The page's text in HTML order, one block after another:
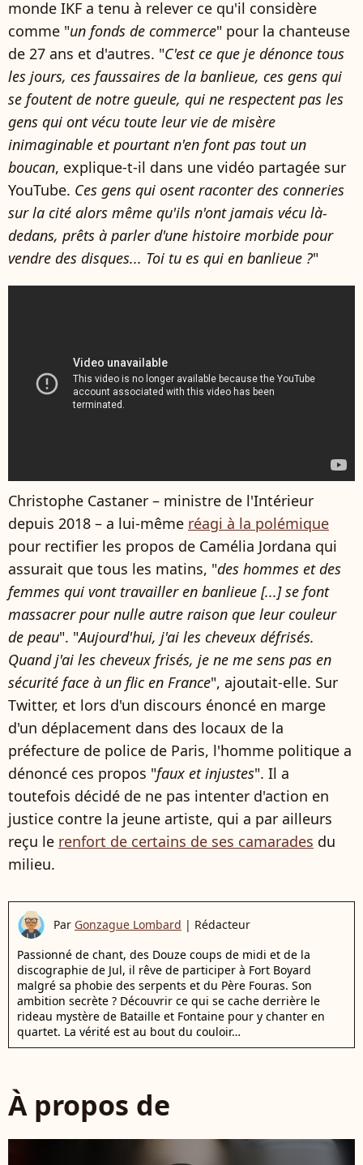
monde IKF a tenu à relever ce qu'il considère
comme "un fonds de commerce" pour la chanteuse
de 27 ans et d'autres. "C'est ce que je dénonce tous
les jours, ces faussaires de la banlieue, ces gens qui
se foutent de notre gueule, qui ne respectent pas les
gens qui ont vécu toute leur vie de misère
inimaginable et pourtant n'en font pas tout un
boucan, explique-t-il dans une vidéo partagée sur
YouTube. Ces gens qui osent raconter des conneries
sur la cité alors même qu'ils n'ont jamais vécu là-
dedans, prêts à parler d'une histoire morbide pour
vendre des disques... Toi tu es qui en banlieue ?"
Christophe Castaner – ministre de l'Intérieur
depuis 2018 – a lui-même réagi à la polémique
pour rectifier les propos de Camélia Jordana qui
assurait que tous les matins, "des hommes et des
femmes qui vont travailler en banlieue [...] se font
massacrer pour nulle autre raison que leur couleur
de peau". "Aujourd'hui, j'ai les cheveux défrisés.
Quand j'ai les cheveux frisés, je ne me sens pas en
sécurité face à un flic en France", ajoutait-elle. Sur
Twitter, et lors d'un discours énoncé en marge
d'un déplacement dans des locaux de la
préfecture de police de Paris, l'homme politique a
dénoncé ces propos "faux et injustes". Il a
toutefois décidé de ne pas intenter d'action en
justice contre la jeune artiste, qui a par ailleurs
reçu le renfort de certains de ses camarades du
milieu.
Par Gonzague Lombard | Rédacteur
Passionné de chant, des Douze coups de midi et de la
discographie de Jul, il rêve de participer à Fort Boyard
malgré sa phobie des serpents et du Père Fouras. Son
ambition secrète ? Découvrir ce qui se cache derrière le
rideau mystère de Bataille et Fontaine pour y chanter en
quartet. La vérité est au bout du couloir…
À propos de